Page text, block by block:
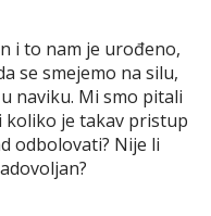
i to nam je urođeno,
se smejemo na silu,
naviku. Mi smo pitali
koliko je takav pristup
odbolovati? Nije li